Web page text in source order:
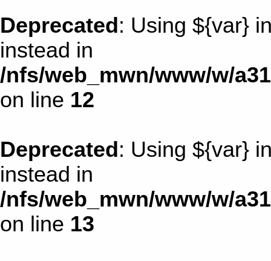
Deprecated: Using ${var}
instead in
/nfs/web_mwn/www/w/
on line 12
Deprecated: Using ${var}
instead in
/nfs/web_mwn/www/w/
on line 13